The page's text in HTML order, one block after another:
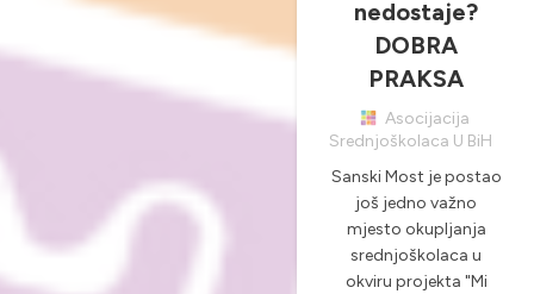
nedostaje?
DOBRA
PRAKSA
Asocijacija
Srednjoškolaca U BiH
Sanski Most je postao
još jedno važno
mjesto okupljanja
srednjoškolaca u
okviru projekta "Mi